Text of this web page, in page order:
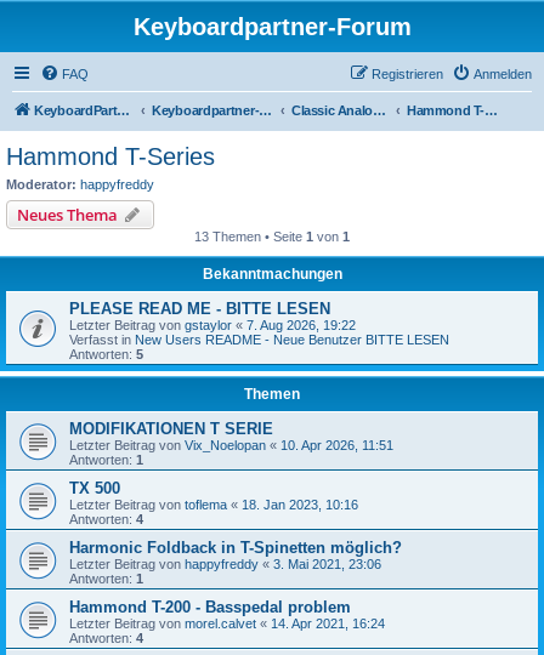
Keyboardpartner-Forum
FAQ Anmelden
Registrieren
KeyboardPartner Keyboardpartner-Forum Classic Analog Organs Hammond T-Series
Hammond T-Series
Moderator: happyfreddy
Neues Thema
13 Themen • Seite 1 von 1
Bekanntmachungen
PLEASE READ ME - BITTE LESEN
Letzter Beitrag von gstaylor « 7. Aug 2026, 19:22
Verfasst in New Users README - Neue Benutzer BITTE LESEN
Antworten: 5
Themen
MODIFIKATIONEN T SERIE
Letzter Beitrag von Vix_Noelopan « 10. Apr 2026, 11:51
Antworten: 1
TX 500
Letzter Beitrag von toflema « 18. Jan 2023, 10:16
Antworten: 4
Harmonic Foldback in T-Spinetten möglich?
Letzter Beitrag von happyfreddy « 3. Mai 2021, 23:06
Antworten: 1
Hammond T-200 - Basspedal problem
Letzter Beitrag von morel.calvet « 14. Apr 2021, 16:24
Antworten: 4